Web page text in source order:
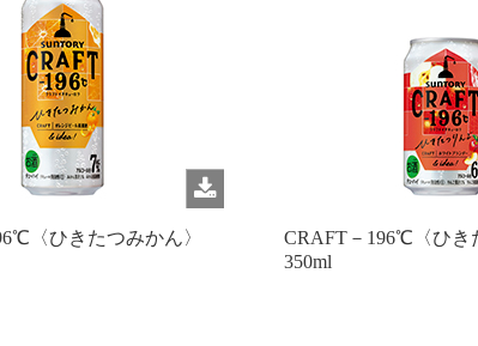
〈ひきたつみかん〉
CRAFT－196℃〈ひき
350ml